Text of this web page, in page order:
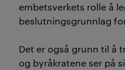
embetsverkets rolle å
beslutningsgrunnlag
Det er også grunn til å
og byråkratene ser på